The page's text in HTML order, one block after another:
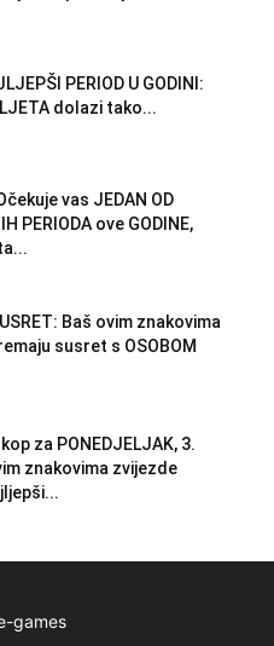
PERIOD U GODINI:
dolazi tako...
vas JEDAN OD
PERIODA ove GODINE,
Baš ovim znakovima
susret s OSOBOM
za PONEDJELJAK, 3.
znakovima zvijezde